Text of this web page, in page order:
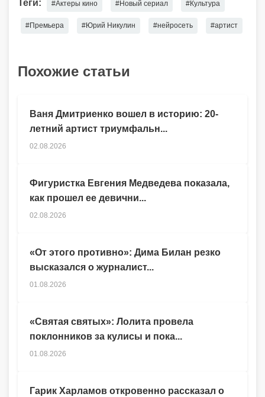
Теги: #Актеры кино #Новый сериал #Культура
#Премьера #Юрий Никулин #нейросеть #артист
Похожие статьи
Гарик Харламов откровенно рассказал о
Ваня Дмитриенко вошел в историю: 20-
летний артист триумфальн...
02.08.2026
Фигуристка Евгения Медведева показала,
как прошел ее девични...
02.08.2026
«От этого противно»: Дима Билан резко
высказался о журналист...
01.08.2026
«Святая святых»: Лолита провела
поклонников за кулисы и пока...
01.08.2026